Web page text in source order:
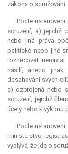
zákona o sdružování.
Podle
sdružení, a) jejichž
nebo jiná práva
politické nebo jiné
rozněcovat
násilí, anebo
dosahování svých
c) ozbrojená nebo
sdružení, jejichž
účely nebo k výkonu
Podle
ministerstvo
vyplývá, že jde o